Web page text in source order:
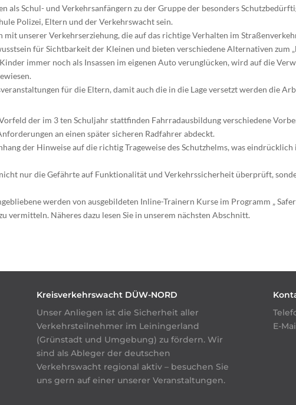
als Schul- und Verkehrsanfängern zu der Gruppe der besonders
Polizei, Eltern und der Verkehrswacht sein.
unserer Verkehrserziehung, die auf das richtige Verhalten im
für Sichtbarkeit der Kleinen und bieten verschiedene Alternativen zum
immer noch als Insassen im eigenen Auto verunglücken, wird auf die
für die Eltern, damit auch die in die Lage versetzt werden die
der im 3 ten Schuljahr stattfinden Fahrradausbildung verschiedene
an einen später sicheren Radfahrer abdeckt.
der Hinweise auf die richtig Trageweise des Schutzhelms, was
nur die Gefährte auf Funktionalität und Verkehrssicherheit überprüft,
werden von ausgebildeten Inline-Trainern Kurse im Programm „
vermitteln. Näheres dazu lesen Sie in unserem nächsten Abschnitt.
Kreisverkehrswacht DÜW-NORD
Unser Anliegen ist die Sicherheit aller
Verkehrsteilnehmer im Leiningerland
(Grünstadt und Umgebung) zu fördern. Wir
sind als Ableger der deutschen
Verkehrswacht regional aktiv – besuchen Sie
uns gern auf einer unserer Veranstaltungen.
E-